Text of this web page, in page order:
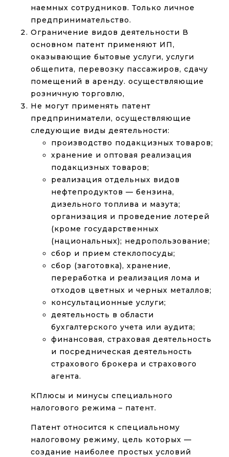
наемных сотрудников. Только личное
предпринимательство.
Ограничение видов деятельности В
основном патент применяют ИП,
оказывающие бытовые услуги, услуги
общепита, перевозку пассажиров, сдачу
помещений в аренду. осуществляющие
розничную торговлю,
Не могут применять патент
предприниматели, осуществляющие
следующие виды деятельности:
производство подакцизных товаров;
хранение и оптовая реализация
подакцизных товаров;
реализация отдельных видов
нефтепродуктов — бензина,
дизельного топлива и мазута;
организация и проведение лотерей
(кроме государственных
(национальных); недропользование;
сбор и прием стеклопосуды;
сбор (заготовка), хранение,
переработка и реализация лома и
отходов цветных и черных металлов;
консультационные услуги;
деятельность в области
бухгалтерского учета или аудита;
финансовая, страховая деятельность
и посредническая деятельность
страхового брокера и страхового
агента.
КПлюсы и минусы специального
налогового режима – патент.
Патент относится к специальному
налоговому режиму, цель которых —
создание наиболее простых условий